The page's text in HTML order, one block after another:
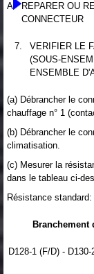
A
REPARER OU
CONNECTEUR
7.
VERIFIER LE
(SOUS-
ENSEMBLE
(a) Débrancher le
chauffage n° 1
(b) Débrancher le
climatisation.
(c) Mesurer la
dans le tableau ci-
Résistance standard:
Branchement
D128-1 (F/D) -